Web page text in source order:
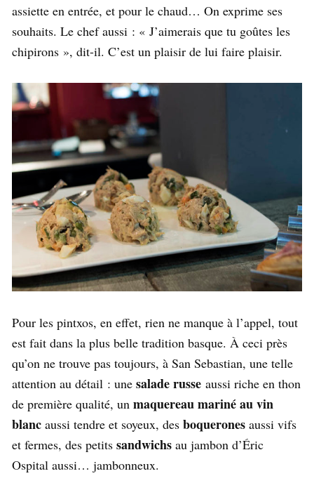
assiette en entrée, et pour le chaud… On exprime ses
souhaits. Le chef aussi : « J’aimerais que tu goûtes les
chipirons », dit-il. C’est un plaisir de lui faire plaisir.
Pour les pintxos, en effet, rien ne manque à l’appel, tout
est fait dans la plus belle tradition basque. À ceci près
qu’on ne trouve pas toujours, à San Sebastian, une telle
attention au détail : une salade russe aussi riche en thon
de première qualité, un maquereau mariné au vin
blanc aussi tendre et soyeux, des boquerones aussi vifs
et fermes, des petits sandwichs au jambon d’Éric
Ospital aussi… jambonneux.